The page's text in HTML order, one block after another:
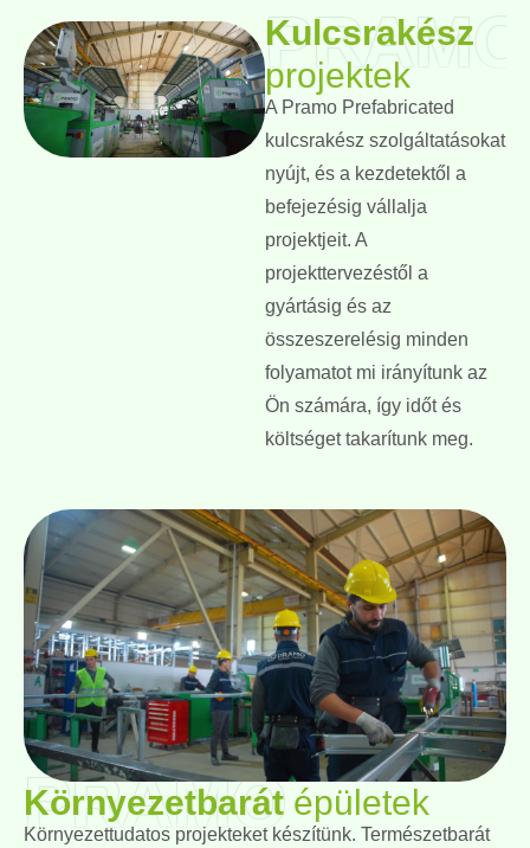
PRAMO
Kulcsrakész
projektek
A Pramo Prefabricated
kulcsrakész szolgáltatásokat
nyújt, és a kezdetektől a
befejezésig vállalja
projektjeit. A
projekttervezéstől a
gyártásig és az
összeszerelésig minden
folyamatot mi irányítunk az
Ön számára, így időt és
költséget takarítunk meg.
PRAMO
Környezetbarát épületek
Környezettudatos projekteket készítünk. Természetbarát